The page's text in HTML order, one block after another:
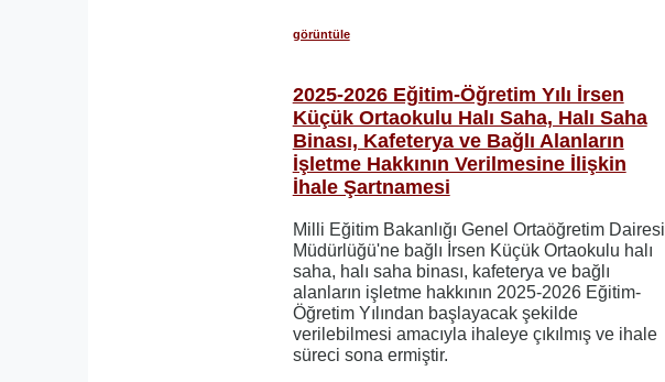
görüntüle
2025-2026 Eğitim-Öğretim Yılı İrsen
Küçük Ortaokulu Halı Saha, Halı Saha
Binası, Kafeterya ve Bağlı Alanların
İşletme Hakkının Verilmesine İlişkin
İhale Şartnamesi
Milli Eğitim Bakanlığı Genel Ortaöğretim Dairesi
Müdürlüğü'ne bağlı İrsen Küçük Ortaokulu halı
saha, halı saha binası, kafeterya ve bağlı
alanların işletme hakkının 2025-2026 Eğitim-
Öğretim Yılından başlayacak şekilde
verilebilmesi amacıyla ihaleye çıkılmış ve ihale
süreci sona ermiştir.